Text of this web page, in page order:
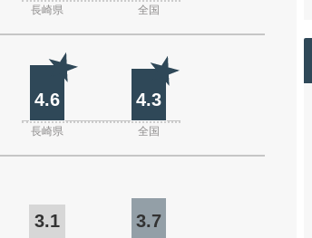
長崎県 全国
4.6 4.3
長崎県 全国
3.1 3.7